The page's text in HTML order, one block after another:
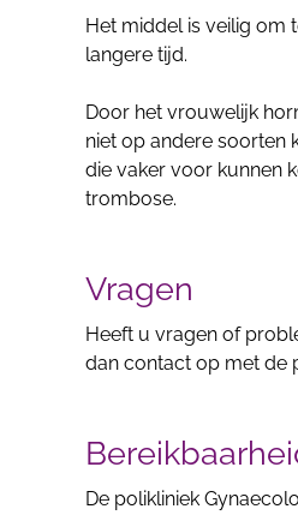
Het middel is veilig om
langere tijd.
Door het vrouwelijk
niet op andere soorten
die vaker voor kunnen
trombose.
Vragen
Heeft u vragen of
dan contact op met de
De polikliniek